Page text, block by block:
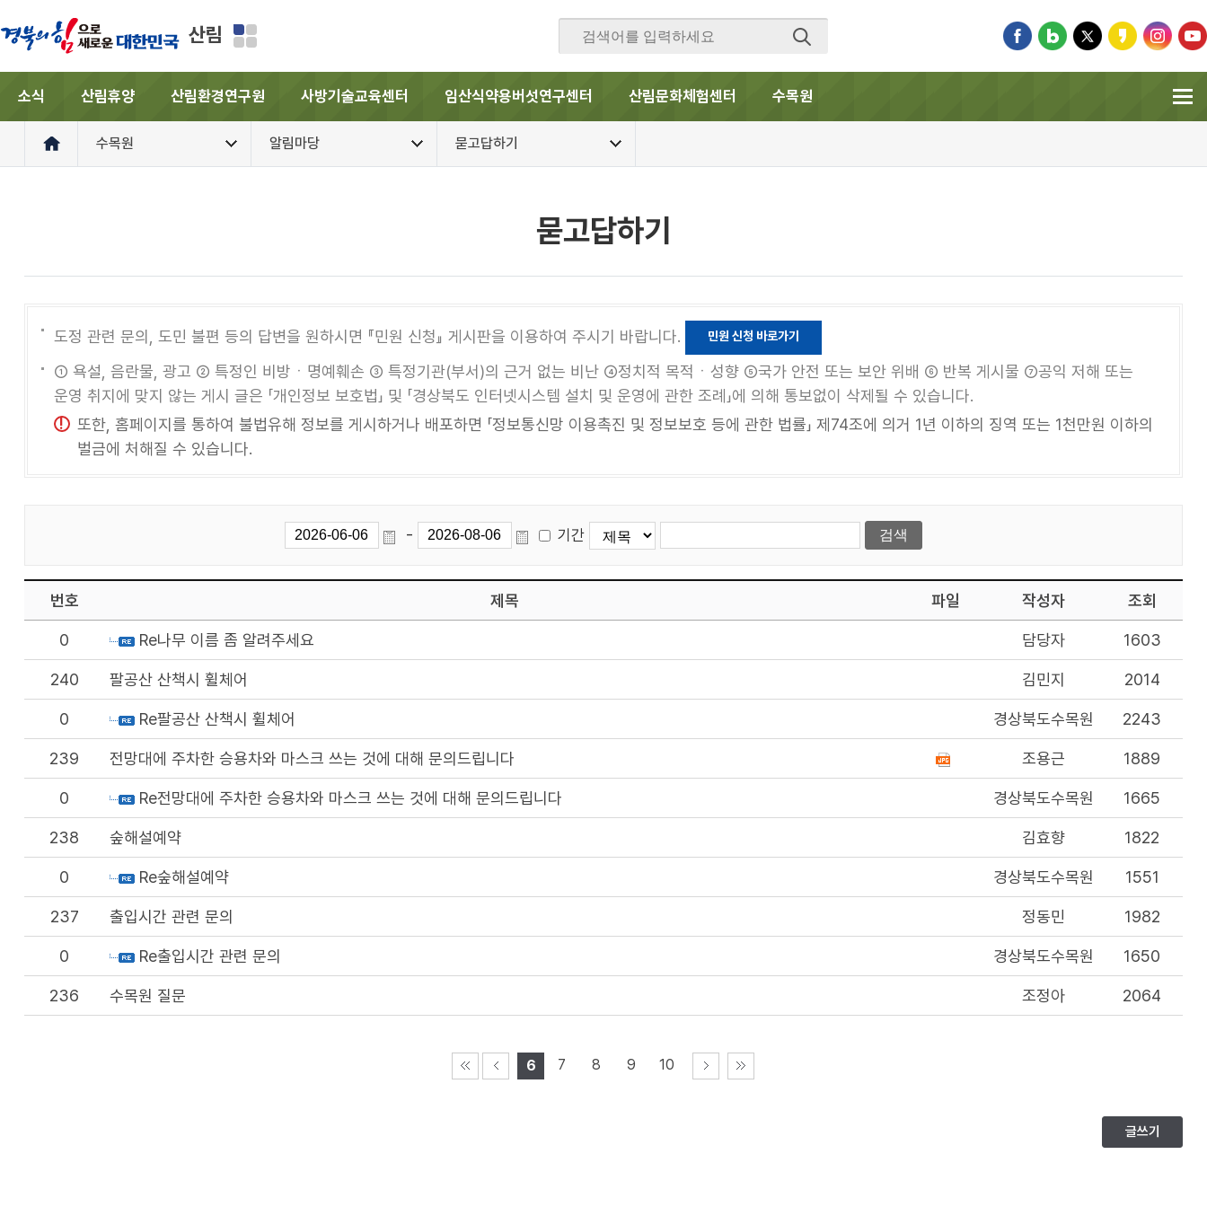
산림
소식 산림휴양 산림환경연구원 사방기술교육센터 임산식약용버섯연구센터 산림문화체험센터 수목원
수목원 알림마당 묻고답하기
묻고답하기
도정 관련 문의, 도민 불편 등의 답변을 원하시면 『민원 신청』 게시판을 이용하여 주시기 바랍니다. 민원 신청 바로가기
① 욕설, 음란물, 광고 ② 특정인 비방ㆍ명예훼손 ③ 특정기관(부서)의 근거 없는 비난 ④정치적 목적ㆍ성향 ⑤국가 안전 또는 보안 위배 ⑥ 반복 게시물 ⑦공익 저해 또는
운영 취지에 맞지 않는 게시 글은 「개인정보 보호법」 및 「경상북도 인터넷시스템 설치 및 운영에 관한 조례」에 의해 통보없이 삭제될 수 있습니다.
또한, 홈페이지를 통하여 불법유해 정보를 게시하거나 배포하면 「정보통신망 이용촉진 및 정보보호 등에 관한 법률」 제74조에 의거 1년 이하의 징역 또는 1천만원 이하의
벌금에 처해질 수 있습니다.
- 기간
번호 제목 파일 작성자 조회
0 Re나무 이름 좀 알려주세요 담당자 1603
240 팔공산 산책시 휠체어 김민지 2014
0 Re팔공산 산책시 휠체어 경상북도수목원 2243
239 전망대에 주차한 승용차와 마스크 쓰는 것에 대해 문의드립니다 조용근 1889
0 Re전망대에 주차한 승용차와 마스크 쓰는 것에 대해 문의드립니다 경상북도수목원 1665
238 숲해설예약 김효향 1822
0 Re숲해설예약 경상북도수목원 1551
237 출입시간 관련 문의 정동민 1982
0 Re출입시간 관련 문의 경상북도수목원 1650
236 수목원 질문 조정아 2064
6 7 8 9 10
글쓰기